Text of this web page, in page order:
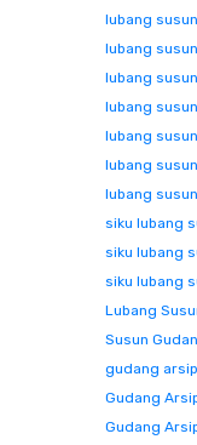
lubang
lubang
lubang
lubang
lubang
lubang
lubang
siku lubang
siku lubang
siku lubang
Lubang
Susun
gudang
Gudang
Gudang